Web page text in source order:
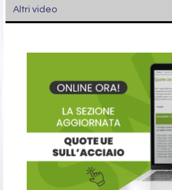
Altri video